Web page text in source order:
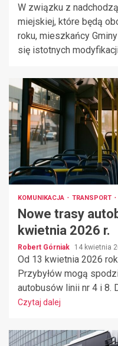
W związku z
miejskiej, które będą
roku, mieszkańcy
się istotnych
KOMUNIKACJA TRANSPORT
Nowe trasy
kwietnia 2026 r.
Robert Górniak 14 kwietnia
Od 13 kwietnia 2026
Przybyłów mogą
autobusów linii nr 4 i 8.
Czytaj dalej